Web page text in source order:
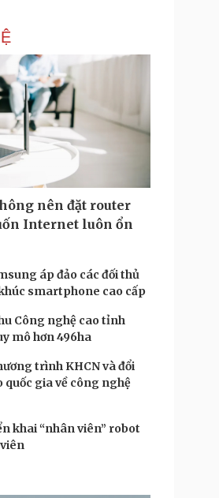
nên đặt router
Internet luôn ổn
áp đảo các đối thủ
smartphone cao cấp
Công nghệ cao tỉnh
mô hơn 496ha
trình KHCN và đổi
quốc gia về công nghệ
khai “nhân viên” robot